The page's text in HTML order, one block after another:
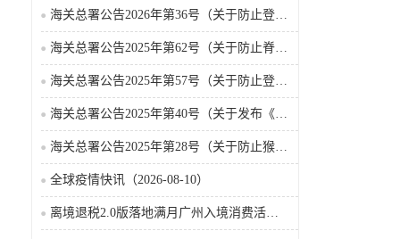
海关总署公告2026年第36号（关于防止登革热疫情传入我国的公告）
海关总署公告2025年第62号（关于防止脊髓灰质炎疫情传入我国的公告）
海关总署公告2025年第57号（关于防止登革热疫情传入我国的公告）
海关总署公告2025年第40号（关于发布《国境口岸传染病监测实施办法》的公告）
海关总署公告2025年第28号（关于防止猴痘疫情传入我国的公告）
全球疫情快讯（2026-08-10）
离境退税2.0版落地满月广州入境消费活力持续攀升